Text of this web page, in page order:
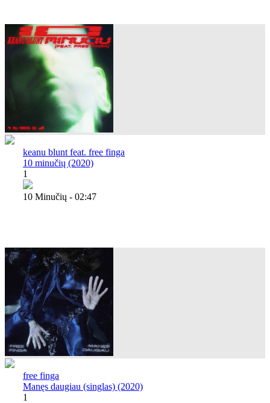
keanu blunt feat. free finga
10 minučių (2020)
1
10 Minučių - 02:47
free finga
Manęs daugiau (singlas) (2020)
1